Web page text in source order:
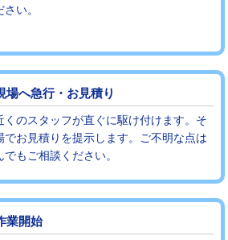
まで）
㎝超え） 38,500円
16,500円
現場見積
での価格です。
さい。
場へ急行・お見積り
くのスタッフが直ぐに駆け付けます。そ
でお見積りを提示します。ご不明な点は
でもご相談ください。
業開始